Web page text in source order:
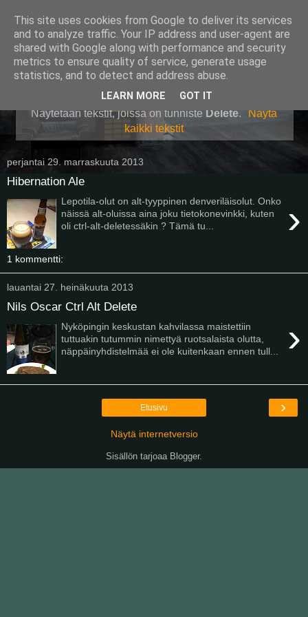
Pullollinen
Näytetään tekstit, joissa on tunniste Delete.
Näytä
kaikki tekstit
perjantai 29. marraskuuta 2013
Hibernation Ale
›
Lepotila-olut on alt-tyyppinen denveriläisolut. Onko
näissä alt-oluissa aina joku tietokonevinkki, kuten
oli ctrl-alt-deletessäkin ? Tämä tu...
1 kommentti:
lauantai 27. heinäkuuta 2013
Nils Oscar Ctrl Alt Delete
›
Nyköpingin keskustan kahvilassa maistettiin
tuttuakin tutummin nimettyä ruotsalaista olutta,
näppäinyhdistelmää ei ole kuitenkaan ennen tull...
›
Etusivu
Näytä internetversio
Sisällön tarjoaa Blogger.
This site uses cookies from Google to deliver its services
and to analyze traffic. Your IP address and user-agent are
shared with Google along with performance and security
metrics to ensure quality of service, generate usage
statistics, and to detect and address abuse.
LEARN MORE GOT IT